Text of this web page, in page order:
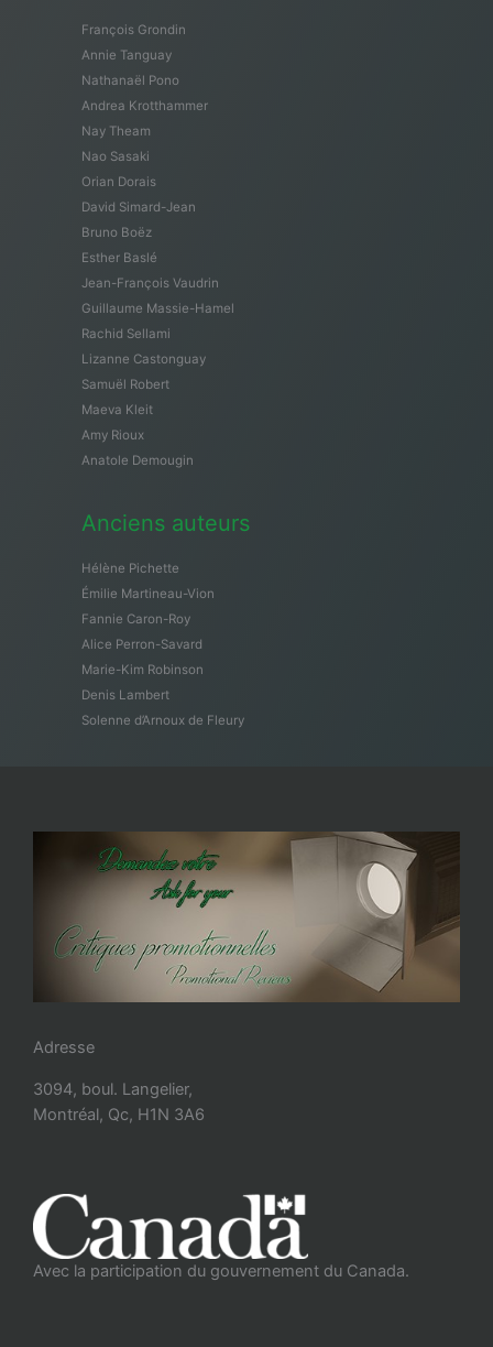
François Grondin
Annie Tanguay
Nathanaël Pono
Andrea Krotthammer
Nay Theam
Nao Sasaki
Orian Dorais
David Simard-Jean
Bruno Boëz
Esther Baslé
Jean-François Vaudrin
Guillaume Massie-Hamel
Rachid Sellami
Lizanne Castonguay
Samuël Robert
Maeva Kleit
Amy Rioux
Anatole Demougin
Anciens auteurs
Hélène Pichette
Émilie Martineau-Vion
Fannie Caron-Roy
Alice Perron-Savard
Marie-Kim Robinson
Denis Lambert
Solenne d’Arnoux de Fleury
Adresse
3094, boul. Langelier,
Montréal, Qc, H1N 3A6
Avec la participation du gouvernement du Canada.